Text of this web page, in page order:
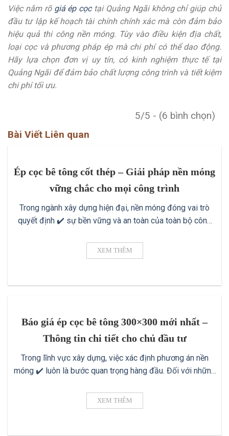
Việc nắm rõ giá ép cọctại Quảng Ngãi không chỉ giúp chủ
đầu tư lập kế hoạch tài chính chính xác mà còn đảm bảo
hiệu quả thi công nền móng. Tùy vào điều kiện địa chất,
loại cọc và phương pháp ép mà chi phí có thể dao động.
Hãy lựa chọn đơn vị uy tín, có kinh nghiệm thực tế tại
Quảng Ngãi để đảm bảo chất lượng công trình và tiết kiệm
chi phí tối ưu.
5/5 - (6 bình chọn)
Bài Viết Liên quan
Ép cọc bê tông cốt thép – Giải pháp nền móng
vững chắc cho mọi công trình
Trong ngành xây dựng hiện đại, nền móng đóng vai trò
quyết định ✔️ sự bền vững và an toàn của toàn bộ công
biến nhất để đảm bảo nền móng kiên cố ✔️ chính là ép
cọc bê tông cốt thép. Phương pháp này [...]
XEM THÊM
Báo giá ép cọc bê tông 300×300 mới nhất –
Thông tin chi tiết cho chủ đầu tư
Trong lĩnh vực xây dựng, việc xác định phương án nền
móng ✔️ luôn là bước quan trọng hàng đầu. Đối với những
300×300 là một trong những giải pháp được ưu tiên hàng
đầu vì khả năng chịu lực tốt, độ [...]
XEM THÊM